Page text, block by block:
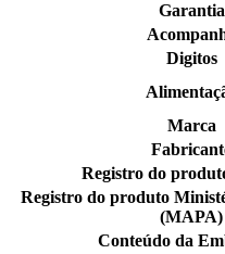
Garantia
Digitos
Marca
Registro do
Registro do produto
(MAPA)
Conteúdo da